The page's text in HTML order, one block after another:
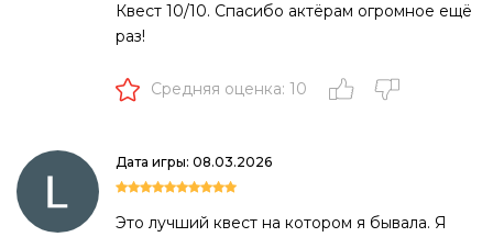
Квест 10/10. Спасибо актёрам огромное ещё
раз!
Средняя оценка: 10
Дата игры: 08.03.2026
Это лучший квест на котором я бывала. Я